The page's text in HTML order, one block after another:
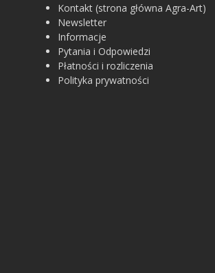
Kontakt (strona główna Agra-Art)
Newsletter
Informacje
Pytania i Odpowiedzi
Płatności i rozliczenia
Polityka prywatności